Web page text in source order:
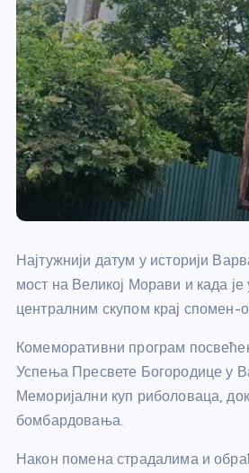
Најтужнији датум у историји
мост на Великој Морави и када
централним скупом крај спомен-
Комеморативни програм
Успења Пресвете Богородице у
Меморијални куп риболоваца,
бомбардовања.
Након помена страдалима и